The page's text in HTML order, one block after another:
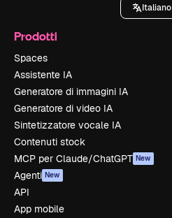
Italiano
Prodotti
Spaces
Assistente IA
Generatore di immagini IA
Generatore di video IA
Sintetizzatore vocale IA
Contenuti stock
MCP per Claude/ChatGPT New
Agenti New
API
App mobile